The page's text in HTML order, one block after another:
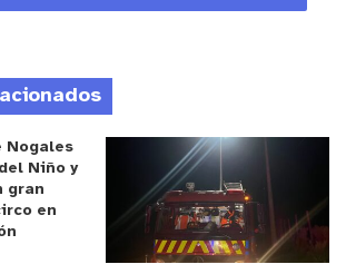
a sus domicilios,
en 2021 para responder a una
de la provincia de Marga Marga:
especializado a pacientes con alta
y baja adherencia a los
Nogales
Niño y
gran
en